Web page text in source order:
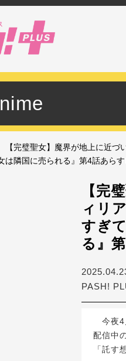
【完璧聖女】魔界が地上に近
は隣国に売られる』第4話あら
【完
ィリ
すぎ
る』
PASH!
今夜4
配信中
「託す